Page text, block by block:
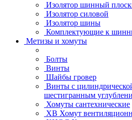
Изолятор шинный
Изолятор силовой
Изолятор шины
Комплектующие к
Метизы и хомуты
Болты
Винты
Шайбы гровер
Винты с
шестигранным
Хомуты сантехнические
ХВ Хомут